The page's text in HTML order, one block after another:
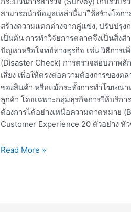
สามารถนำข้อมูลเหล่านี้มาใช้สร้างโอก
สร้างความแตกต่างจากคู่แข่ง, ปรับปรุ
เป็นต้น การทำวิจัยการตลาดจึงเป็นสิ่ง
ปัญหาหรือโจทย์ทางธุรกิจ เช่น วิธีการ
(Disaster Check) การตรวจสอบภาพ
เสี่ยง เพื่อให้ตรงต่อความต้องการของ
ของสินค้า หรือแม้กระทั้งการทำโฆษณา
ลูกค้า โดยเฉพาะกลุ่มธุรกิจการให้บริก
ต้องการได้อย่างเหนือความคาดหมาย
Customer Experience 20 ตัวอย่าง หั
Read More »